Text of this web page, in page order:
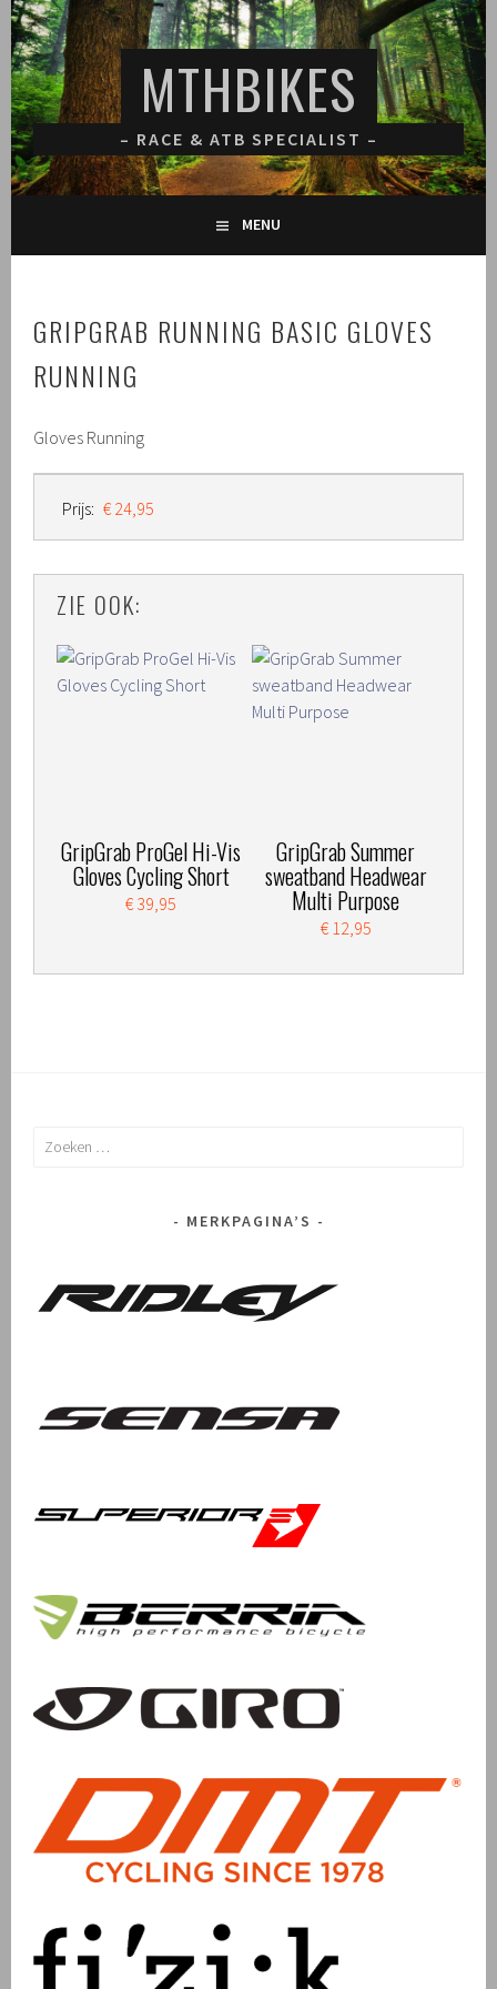
Spring
naar
inhoud
MTHBIKES
– RACE & ATB SPECIALIST –
MENU
GRIPGRAB RUNNING BASIC GLOVES
RUNNING
Gloves Running
Prijs: € 24,95
ZIE OOK:
GripGrab ProGel Hi-Vis
Gloves Cycling Short
€ 39,95
GripGrab Summer
sweatband Headwear
Multi Purpose
€ 12,95
Zoeken
MERKPAGINA’S